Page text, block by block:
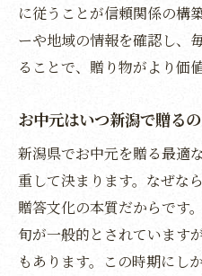
この時期だから
新潟県ならでは
新潟県でしか出会
喫
お中元シーズン
紹介
新潟のお中元体
に従うことが信頼関係の構
ーや地域の情報を確認し、
ることで、贈り物がより価
お中元はいつ新潟で贈る
新潟県でお中元を贈る最適
重して決まります。なぜな
贈答文化の本質だからです
旬が一般的とされています
もあります。この時期にし